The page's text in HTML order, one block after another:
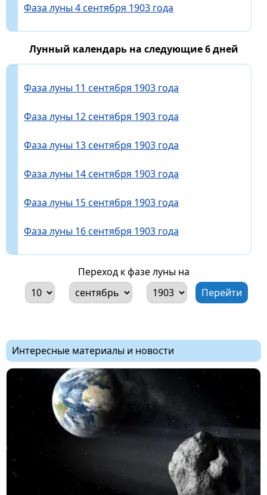
Фаза луны 4 сентября 1903 года
Лунный календарь на следующие 6 дней
Фаза луны 11 сентября 1903 года
Фаза луны 12 сентября 1903 года
Фаза луны 13 сентября 1903 года
Фаза луны 14 сентября 1903 года
Фаза луны 15 сентября 1903 года
Фаза луны 16 сентября 1903 года
Переход к фазе луны на
Интересные материалы и новости